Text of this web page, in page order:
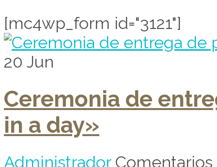
[mc4wp_form id="3121"]
20 Jun
Ceremonia de
in a day»
Administrador